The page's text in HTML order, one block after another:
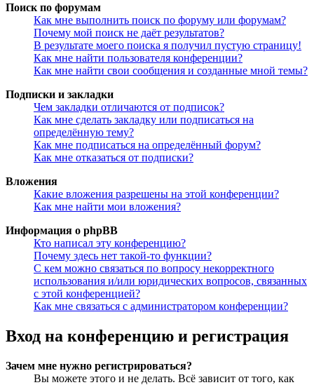
Поиск по форумам
Как мне выполнить поиск по форуму или форумам?
Почему мой поиск не даёт результатов?
В результате моего поиска я получил пустую страницу!
Как мне найти пользователя конференции?
Как мне найти свои сообщения и созданные мной темы?
Подписки и закладки
Чем закладки отличаются от подписок?
Как мне сделать закладку или подписаться на
определённую тему?
Как мне подписаться на определённый форум?
Как мне отказаться от подписки?
Вложения
Какие вложения разрешены на этой конференции?
Как мне найти мои вложения?
Информация о phpBB
Кто написал эту конференцию?
Почему здесь нет такой-то функции?
С кем можно связаться по вопросу некорректного
использования и/или юридических вопросов, связанных
с этой конференцией?
Как мне связаться с администратором конференции?
Вход на конференцию и регистрация
Зачем мне нужно регистрироваться?
Вы можете этого и не делать. Всё зависит от того, как